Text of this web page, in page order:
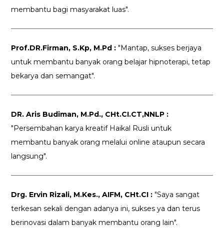
membantu bagi masyarakat luas".
Prof.DR.Firman, S.Kp, M.Pd : "Mantap, sukses berjaya
untuk membantu banyak orang belajar hipnoterapi, tetap
bekarya dan semangat".
DR. Aris Budiman, M.Pd., CHt.CI.CT,NNLP :
"Persembahan karya kreatif Haikal Rusli untuk
membantu banyak orang melalui online ataupun secara
langsung".
Drg. Ervin Rizali, M.Kes., AIFM, CHt.CI : "Saya sangat
terkesan sekali dengan adanya ini, sukses ya dan terus
berinovasi dalam banyak membantu orang lain".